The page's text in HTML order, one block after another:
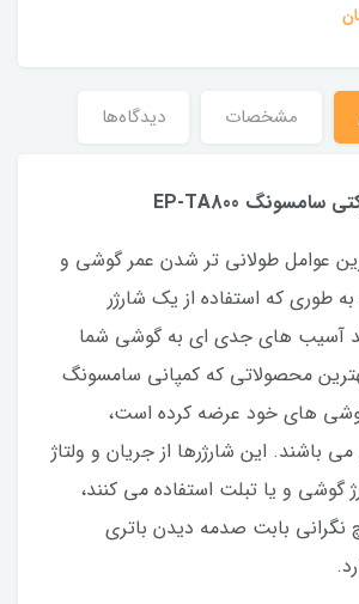
مشخصات دیدگاه‌ها
عوامل طولانی تر شدن عمر گوشی و
طوری که استفاده از یک شارژر
آسیب های جدی ای به گوشی شما
محصولاتی که کمپانی سامسونگ
گوشی های خود عرضه کرده است،
باشند. این شارژرها از جریان و ولتاژ
گوشی و یا تبلت استفاده می کنند،
نگرانی بابت صدمه دیدن باتری